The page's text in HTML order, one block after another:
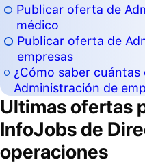
Publicar oferta de
médico
Publicar oferta de
empresas
¿Cómo saber
Administración de
Ultimas ofertas
InfoJobs de
operaciones